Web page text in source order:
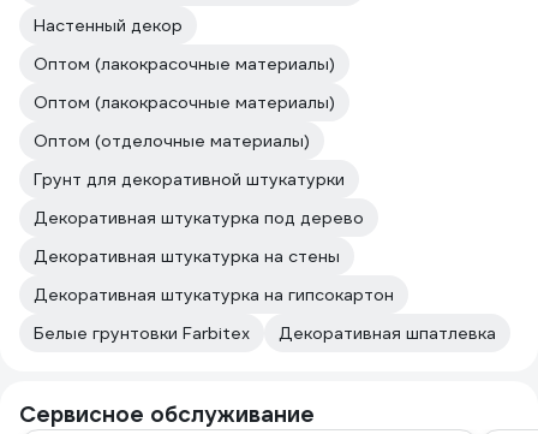
Настенный декор
Оптом (лакокрасочные материалы)
Оптом (лакокрасочные материалы)
Оптом (отделочные материалы)
Грунт для декоративной штукатурки
Декоративная штукатурка под дерево
Декоративная штукатурка на стены
Декоративная штукатурка на гипсокартон
Белые грунтовки Farbitex
Декоративная шпатлевка
Сервисное обслуживание